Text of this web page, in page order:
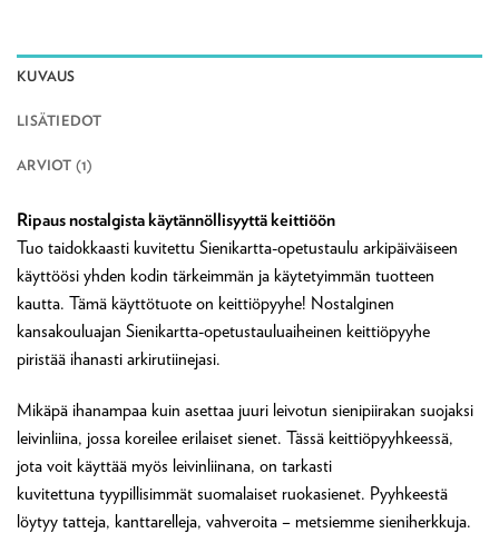
KUVAUS
LISÄTIEDOT
ARVIOT (1)
Ripaus nostalgista käytännöllisyyttä keittiöön
Tuo taidokkaasti kuvitettu Sienikartta-opetustaulu arkipäiväiseen
käyttöösi yhden kodin tärkeimmän ja käytetyimmän tuotteen
kautta. Tämä käyttötuote on keittiöpyyhe! Nostalginen
kansakouluajan Sienikartta-opetustauluaiheinen keittiöpyyhe
piristää ihanasti arkirutiinejasi.
Mikäpä ihanampaa kuin asettaa juuri leivotun sienipiirakan suojaksi
leivinliina, jossa koreilee erilaiset sienet. Tässä keittiöpyyhkeessä,
jota voit käyttää myös leivinliinana, on tarkasti
kuvitettuna tyypillisimmät suomalaiset ruokasienet. Pyyhkeestä
löytyy tatteja, kanttarelleja, vahveroita – metsiemme sieniherkkuja.